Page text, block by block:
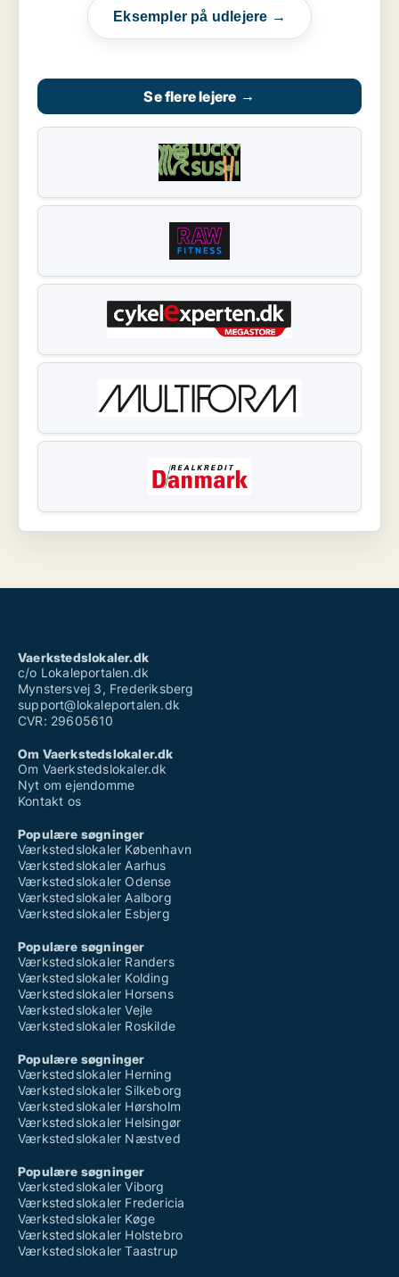
Eksempler på udlejere →
Se flere lejere →
Vaerkstedslokaler.dk
c/o Lokaleportalen.dk
Mynstersvej 3, Frederiksberg
support@lokaleportalen.dk
CVR: 29605610
Om Vaerkstedslokaler.dk
Om Vaerkstedslokaler.dk
Nyt om ejendomme
Kontakt os
Populære søgninger
Værkstedslokaler København
Værkstedslokaler Aarhus
Værkstedslokaler Odense
Værkstedslokaler Aalborg
Værkstedslokaler Esbjerg
Populære søgninger
Værkstedslokaler Randers
Værkstedslokaler Kolding
Værkstedslokaler Horsens
Værkstedslokaler Vejle
Værkstedslokaler Roskilde
Populære søgninger
Værkstedslokaler Herning
Værkstedslokaler Silkeborg
Værkstedslokaler Hørsholm
Værkstedslokaler Helsingør
Værkstedslokaler Næstved
Populære søgninger
Værkstedslokaler Viborg
Værkstedslokaler Fredericia
Værkstedslokaler Køge
Værkstedslokaler Holstebro
Værkstedslokaler Taastrup